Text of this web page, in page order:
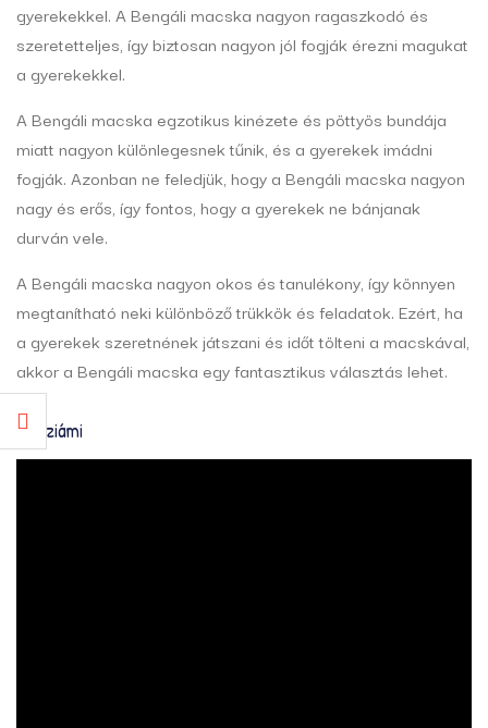
gyerekekkel. A Bengáli macska nagyon ragaszkodó és
szeretetteljes, így biztosan nagyon jól fogják érezni magukat
a gyerekekkel.
A Bengáli macska egzotikus kinézete és pöttyös bundája
miatt nagyon különlegesnek tűnik, és a gyerekek imádni
fogják. Azonban ne feledjük, hogy a Bengáli macska nagyon
nagy és erős, így fontos, hogy a gyerekek ne bánjanak
durván vele.
A Bengáli macska nagyon okos és tanulékony, így könnyen
megtanítható neki különböző trükkök és feladatok. Ezért, ha
a gyerekek szeretnének játszani és időt tölteni a macskával,
akkor a Bengáli macska egy fantasztikus választás lehet.
5) Sziámi